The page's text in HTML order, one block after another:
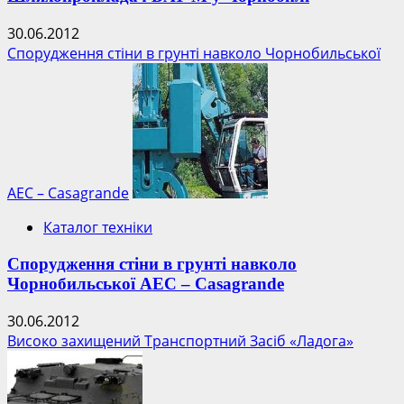
30.06.2012
Спорудження стіни в грунті навколо Чорнобильської
АЕС – Casagrande
Каталог техніки
Спорудження стіни в грунті навколо
Чорнобильської АЕС – Casagrande
30.06.2012
Високо захищений Транспортний Засіб «Ладога»